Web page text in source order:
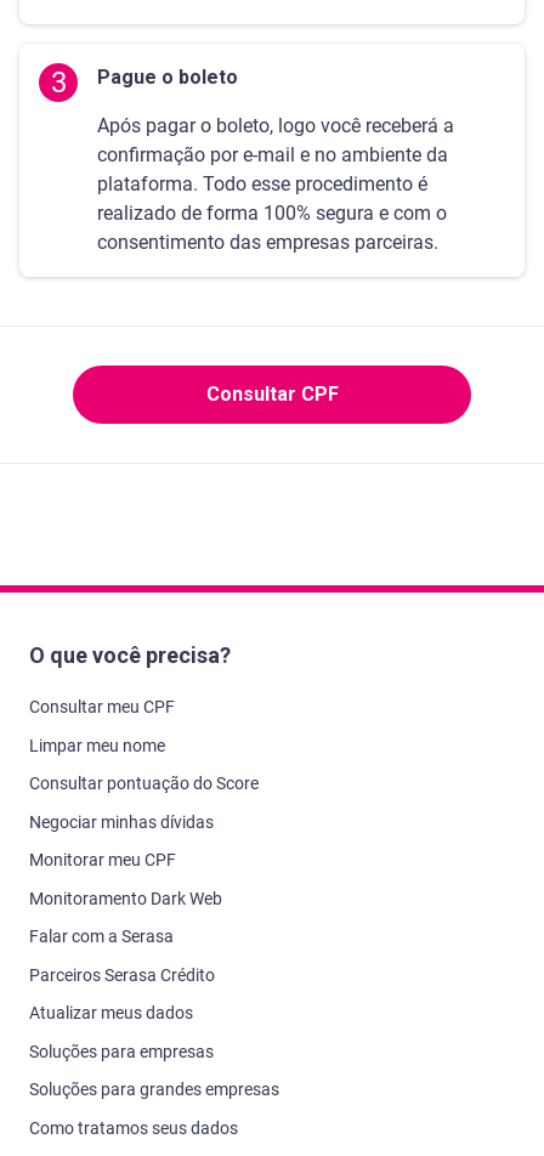
3 Pague o boleto
Após pagar o boleto, logo você receberá a
confirmação por e-mail e no ambiente da
plataforma. Todo esse procedimento é
realizado de forma 100% segura e com o
consentimento das empresas parceiras.
Consultar CPF
O que você precisa?
Consultar meu CPF
Limpar meu nome
Consultar pontuação do Score
Negociar minhas dívidas
Monitorar meu CPF
Monitoramento Dark Web
Falar com a Serasa
Parceiros Serasa Crédito
Atualizar meus dados
Soluções para empresas
Soluções para grandes empresas
Como tratamos seus dados